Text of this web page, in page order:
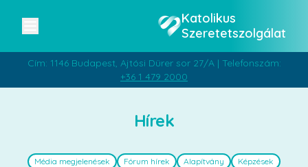
Katolikus
Szeretetszolgálat
Cím: 1146 Budapest, Ajtósi Dürer sor 27/A | Telefonszám:
+36 1 479 2000
Hírek
Média megjelenések Fórum hírek Alapítvány Képzések